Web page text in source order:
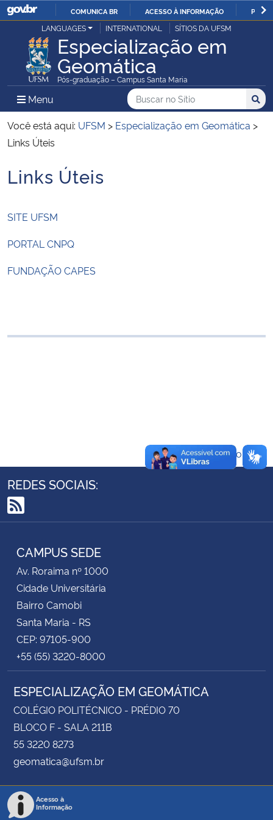
IR
PARA
O
CONTEÚDO
COMUNICA BR ACESSO À INFORMAÇÃO
Ministério da Justiça e Segurança Pública
Ministério da Defesa
Ministério das Relações Exteriores
Ministério da Infraestrutura
Ministério da Agricultura, Pecuária e Abastecimento
Ministério da Educação
Controladoria-Geral da União
Secretaria-Geral
Secretaria de Governo
Gabinete de Segurança Institucional
Advocacia-Geral da União
Banco Central do Brasil
LANGUAGES INTERNATIONAL SÍTIOS DA UFSM
Especialização em
Geomática
Pós-graduação – Campus Santa Maria
Menu Menu Principal do Sítio
Busca
Buscar no no Sítio
Busca:
Você está aqui: UFSM > Especialização em Geomática >
Links Úteis
Início do conteúdo
Links Úteis
SITE UFSM
PORTAL CNPQ
FUNDAÇÃO CAPES
Voltar ao topo
REDES SOCIAIS:
RSS
CAMPUS SEDE
Av. Roraima nº 1000
Cidade Universitária
Bairro Camobi
Santa Maria - RS
CEP: 97105-900
+55 (55) 3220-8000
ESPECIALIZAÇÃO EM GEOMÁTICA
COLÉGIO POLITÉCNICO - PRÉDIO 70
BLOCO F - SALA 211B
55 3220 8273
geomatica@ufsm.br
Acesso à
Informação